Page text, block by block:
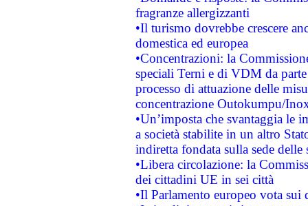
fragranze allergizzanti
•Il turismo dovrebbe crescere
domestica ed europea
•Concentrazioni: la
speciali Terni e di VDM da
processo di attuazione delle
concentrazione Outokumpu/
•Un’imposta che svantaggia le
a società stabilite in un altro
indiretta fondata sulla sede delle
•Libera circolazione: la
dei cittadini UE in sei città
•Il Parlamento europeo vota sui